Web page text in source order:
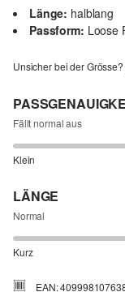
Länge: halblang
Passform: Loose
Unsicher bei der Grösse?
Fällt normal aus
Klein
LÄNGE
Normal
Kurz
EAN: